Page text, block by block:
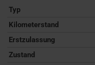
Typ
Kilometerstand
Erstzulassung
Zustand